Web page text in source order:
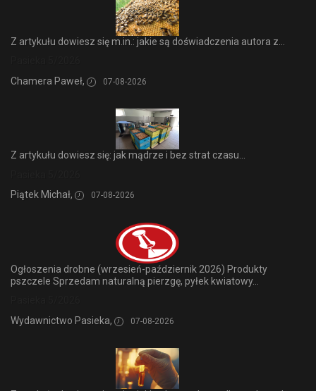
Z artykułu dowiesz się m.in.: jakie są doświadczenia autora z...
Chamera Paweł,
07-08-2026
Z artykułu dowiesz się: jak mądrze i bez strat czasu...
Piątek Michał,
07-08-2026
Ogłoszenia drobne (wrzesień-październik 2026) Produkty
pszczele Sprzedam naturalną pierzgę, pyłek kwiatowy...
Wydawnictwo Pasieka,
07-08-2026